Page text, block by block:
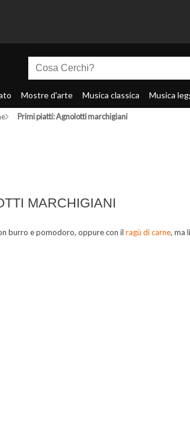
Mostre d'arte Musica classica Musica
Primi piatti: Agnolotti marchigiani
MARCHIGIANI
burro e pomodoro, oppure con il ragù di carne, ma